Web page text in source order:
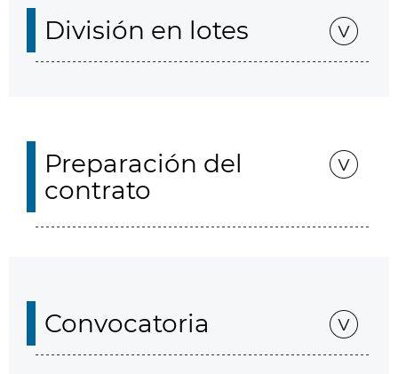
División en lotes
Preparación del
contrato
Convocatoria